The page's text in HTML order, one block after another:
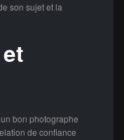
son sujet et la
bon photographe
de confiance